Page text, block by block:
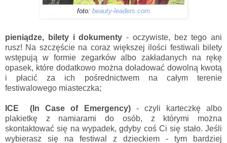
foto: beauty-leaders.com
pieniądze, bilety i dokumenty - oczywiste, bez tego ani
rusz! Na szczęście na coraz większej ilości festiwali bilety
wstępują w formie zegarków albo zakładanych na rękę
opasek, które dodatkowo można doładować dowolną kwotą
i płacić za ich pośrednictwem na całym terenie
festiwalowego miasteczka;
ICE (In Case of Emergency) - czyli karteczkę albo
plakietkę z namiarami do osób, z którymi można
skontaktować się na wypadek, gdyby coś Ci się stało. Jeśli
wybierasz się na festiwal z dzieckiem - tym bardziej